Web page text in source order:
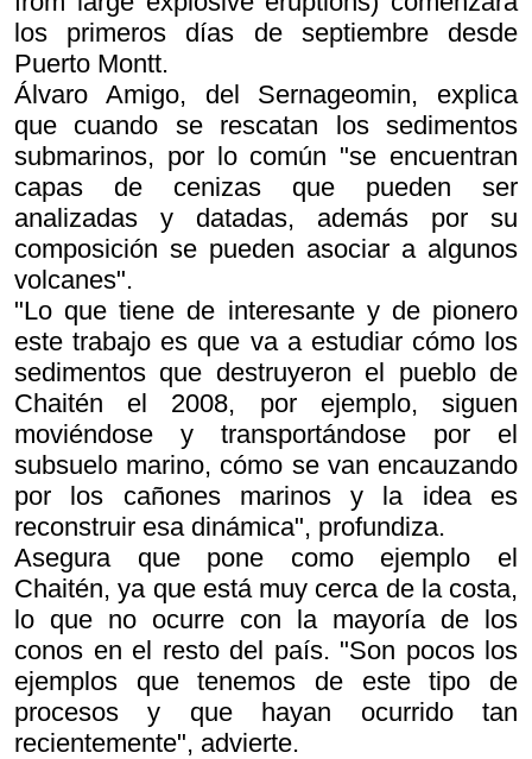
los primeros días de septiembre desde
Puerto Montt.
Álvaro Amigo, del Sernageomin, explica
que cuando se rescatan los sedimentos
submarinos, por lo común "se encuentran
capas de cenizas que pueden ser
analizadas y datadas, además por su
composición se pueden asociar a algunos
volcanes".
"Lo que tiene de interesante y de pionero
este trabajo es que va a estudiar cómo los
sedimentos que destruyeron el pueblo de
Chaitén el 2008, por ejemplo, siguen
moviéndose y transportándose por el
subsuelo marino, cómo se van encauzando
por los cañones marinos y la idea es
reconstruir esa dinámica", profundiza.
Asegura que pone como ejemplo el
Chaitén, ya que está muy cerca de la costa,
lo que no ocurre con la mayoría de los
conos en el resto del país. "Son pocos los
ejemplos que tenemos de este tipo de
procesos y que hayan ocurrido tan
recientemente", advierte.